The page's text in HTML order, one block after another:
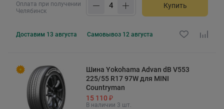
Оплата при получении
Челябинск
Купить
Доставим 13 августа Самовывоз 12 августа
Шина Yokohama Advan dB V553
225/55 R17 97W для MINI
Countryman
15 110 ₽
В наличии 3 шт.